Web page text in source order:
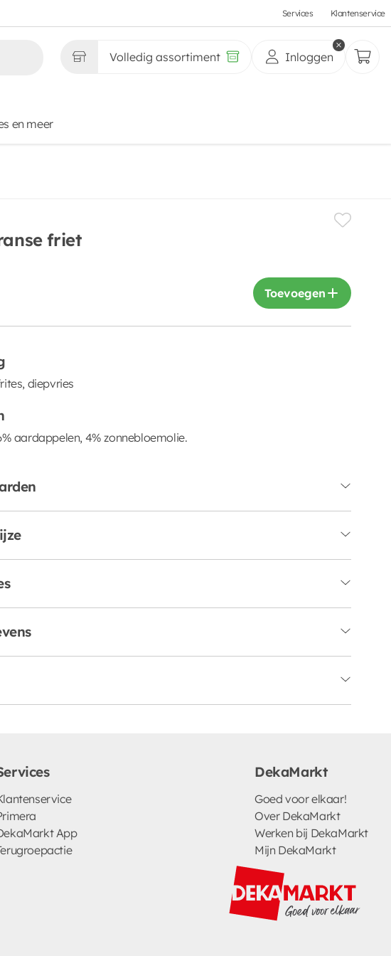
Services Klantenservice
Volledig assortiment Inloggen
en meer
friet
Toevoegen
diepvries
aardappelen, 4% zonnebloemolie.
App
DekaMarkt
Goed voor elkaar!
Over DekaMarkt
Werken bij DekaMarkt
Mijn DekaMarkt